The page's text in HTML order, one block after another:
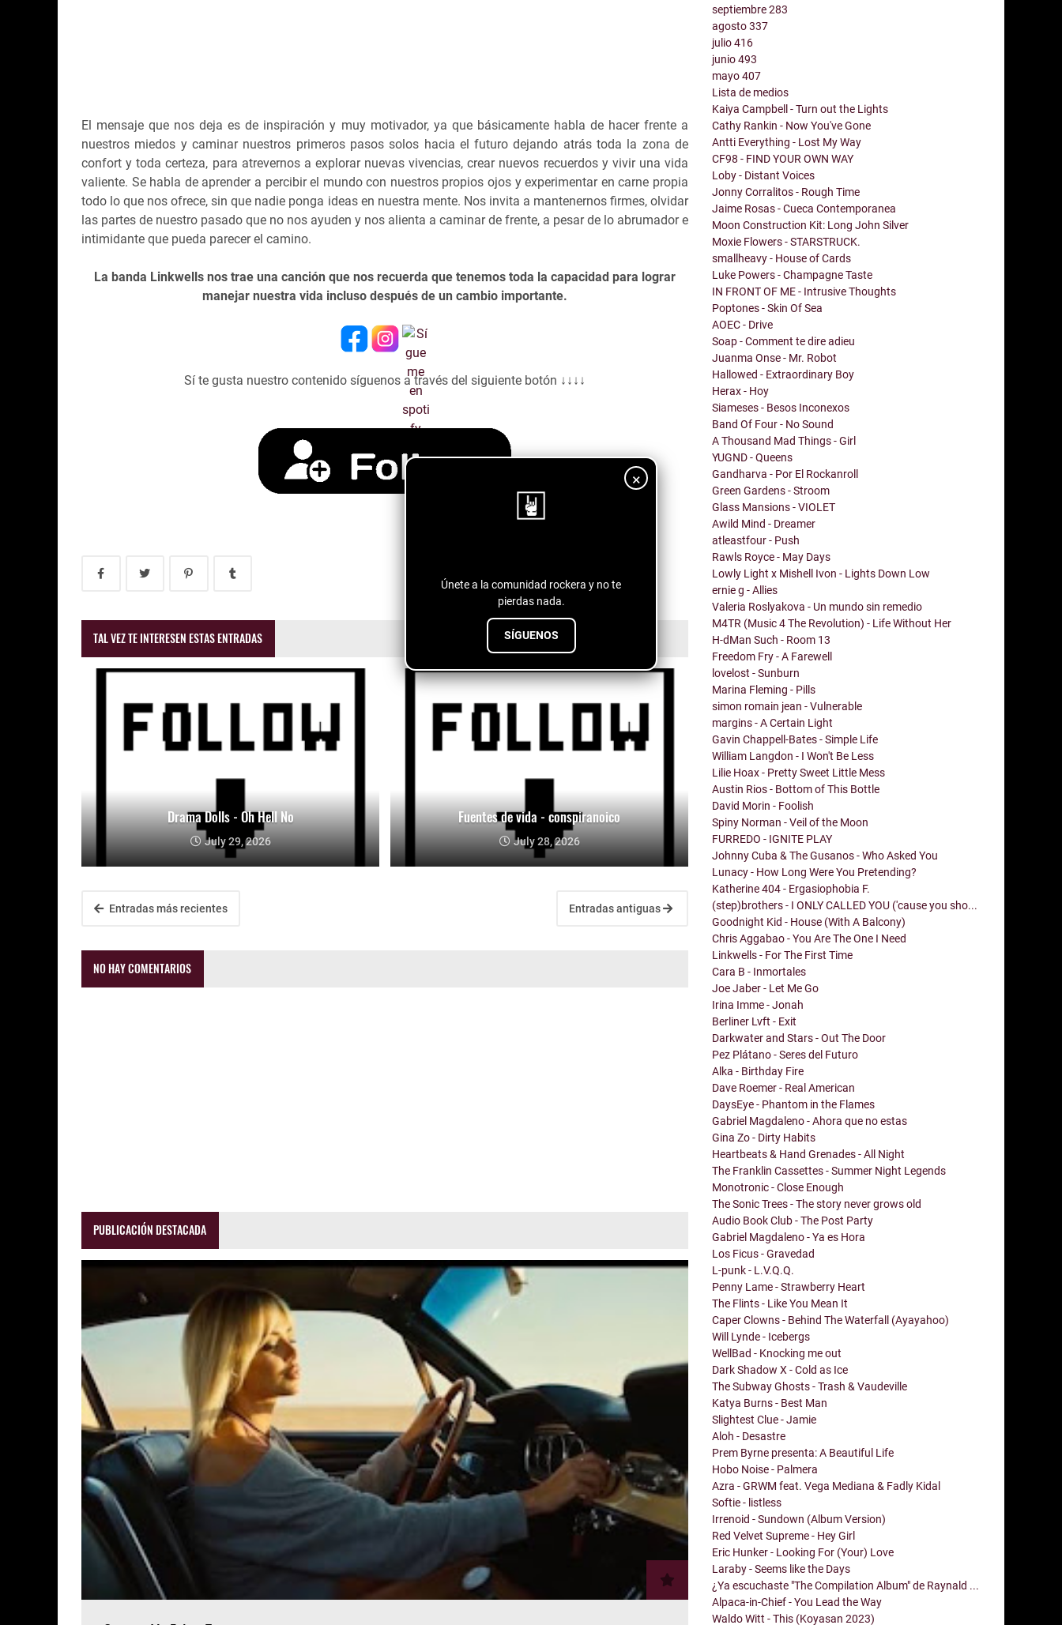
×
Únete a la comunidad rockera y no te
pierdas nada.
SÍGUENOS
El mensaje que nos deja es de inspiración y muy motivador, ya que básicamente habla de hacer frente a
nuestros miedos y caminar nuestros primeros pasos solos hacia el futuro dejando atrás toda la zona de
confort y toda certeza, para atrevernos a explorar nuevas vivencias, crear nuevos recuerdos y vivir una vida
valiente. Se habla de aprender a percibir el mundo con nuestros propios ojos y experimentar en carne propia
todo lo que nos ofrece, sin que nadie ponga ideas en nuestra mente. Nos invita a mantenernos firmes, olvidar
las partes de nuestro pasado que no nos ayuden y nos alienta a caminar de frente, a pesar de lo abrumador e
intimidante que pueda parecer el camino.
La banda Linkwells nos trae una canción que nos recuerda que tenemos toda la capacidad para lograr
manejar nuestra vida incluso después de un cambio importante.
Sí te gusta nuestro contenido síguenos a través del siguiente botón ↓↓↓↓
TAL VEZ TE INTERESEN ESTAS ENTRADAS
Drama Dolls - Oh Hell No
July 29, 2026
Fuentes de vida - conspiranoico
July 28, 2026
Entradas más recientes Entradas antiguas
NO HAY COMENTARIOS
PUBLICACIÓN DESTACADA
septiembre283
agosto337
julio416
junio493
mayo407
Lista de medios
Kaiya Campbell - Turn out the Lights
Cathy Rankin - Now You've Gone
Antti Everything - Lost My Way
CF98 - FIND YOUR OWN WAY
Loby - Distant Voices
Jonny Corralitos - Rough Time
Jaime Rosas - Cueca Contemporanea
Moon Construction Kit: Long John Silver
Moxie Flowers - STARSTRUCK.
smallheavy - House of Cards
Luke Powers - Champagne Taste
IN FRONT OF ME - Intrusive Thoughts
Poptones - Skin Of Sea
AOEC - Drive
Soap - Comment te dire adieu
Juanma Onse - Mr. Robot
Hallowed - Extraordinary Boy
Herax - Hoy
Siameses - Besos Inconexos
Band Of Four - No Sound
A Thousand Mad Things - Girl
YUGND - Queens
Gandharva - Por El Rockanroll
Green Gardens - Stroom
Glass Mansions - VIOLET
Awild Mind - Dreamer
atleastfour - Push
Rawls Royce - May Days
Lowly Light x Mishell Ivon - Lights Down Low
ernie g - Allies
Valeria Roslyakova - Un mundo sin remedio
M4TR (Music 4 The Revolution) - Life Without Her
H-dMan Such - Room 13
Freedom Fry - A Farewell
lovelost - Sunburn
Marina Fleming - Pills
simon romain jean - Vulnerable
margins - A Certain Light
Gavin Chappell-Bates - Simple Life
William Langdon - I Won't Be Less
Lilie Hoax - Pretty Sweet Little Mess
Austin Rios - Bottom of This Bottle
David Morin - Foolish
Spiny Norman - Veil of the Moon
FURREDO - IGNITE PLAY
Johnny Cuba & The Gusanos - Who Asked You
Lunacy - How Long Were You Pretending?
Katherine 404 - Ergasiophobia F.
(step)brothers - I ONLY CALLED YOU ('cause you sho...
Goodnight Kid - House (With A Balcony)
Chris Aggabao - You Are The One I Need
Linkwells - For The First Time
Cara B - Inmortales
Joe Jaber - Let Me Go
Irina Imme - Jonah
Berliner Lvft - Exit
Darkwater and Stars - Out The Door
Pez Plátano - Seres del Futuro
Alka - Birthday Fire
Dave Roemer - Real American
DaysEye - Phantom in the Flames
Gabriel Magdaleno - Ahora que no estas
Gina Zo - Dirty Habits
Heartbeats & Hand Grenades - All Night
The Franklin Cassettes - Summer Night Legends
Monotronic - Close Enough
The Sonic Trees - The story never grows old
Audio Book Club - The Post Party
Gabriel Magdaleno - Ya es Hora
Los Ficus - Gravedad
L-punk - L.V.Q.Q.
Penny Lame - Strawberry Heart
The Flints - Like You Mean It
Caper Clowns - Behind The Waterfall (Ayayahoo)
Will Lynde - Icebergs
WellBad - Knocking me out
Dark Shadow X - Cold as Ice
The Subway Ghosts - Trash & Vaudeville
Katya Burns - Best Man
Slightest Clue - Jamie
Aloh - Desastre
Prem Byrne presenta: A Beautiful Life
Hobo Noise - Palmera
Azra - GRWM feat. Vega Mediana & Fadly Kidal
Softie - listless
Irrenoid - Sundown (Album Version)
Red Velvet Supreme - Hey Girl
Eric Hunker - Looking For (Your) Love
Laraby - Seems like the Days
¿Ya escuchaste "The Compilation Album" de Raynald ...
Alpaca-in-Chief - You Lead the Way
Waldo Witt - This (Koyasan 2023)